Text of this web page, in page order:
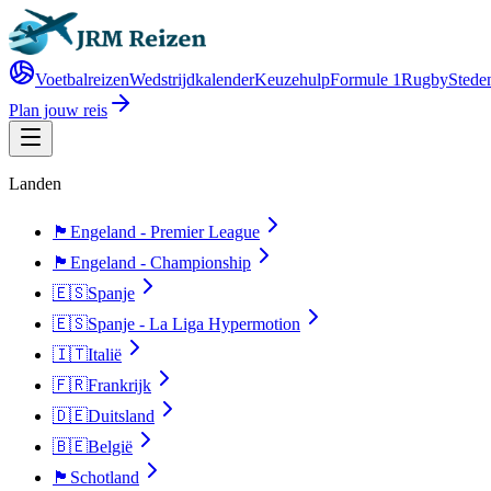
VoetbalreizenWedstrijdkalenderKeuzehulpFormule 1Rugby
Plan jouw reis
Landen
🏴󠁧󠁢󠁥󠁮󠁧󠁿 Engeland - Premier League
🏴󠁧󠁢󠁥󠁮󠁧󠁿 Engeland - Championship
🇪🇸Spanje
🇪🇸Spanje - La Liga Hypermotion
🇮🇹Italië
🇫🇷Frankrijk
🇩🇪Duitsland
🇧🇪België
🏴󠁧󠁢󠁳󠁣󠁴󠁿 Schotland